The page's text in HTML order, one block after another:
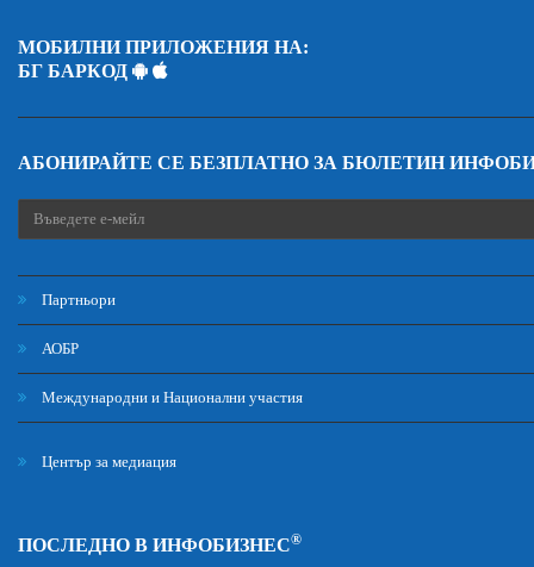
МОБИЛНИ ПРИЛОЖЕНИЯ НА:
БГ БАРКОД
АБОНИРАЙТЕ СЕ БЕЗПЛАТНО ЗА БЮЛЕТИН
Партньори
АОБР
Международни и Национални участия
Център за медиация
ПОСЛЕДНО В ИНФОБИЗНЕС®